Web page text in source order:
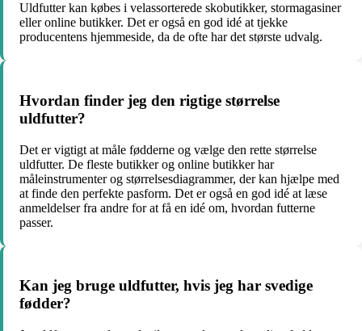
Uldfutter kan købes i velassorterede skobutikker, stormagasiner
eller online butikker. Det er også en god idé at tjekke
producentens hjemmeside, da de ofte har det største udvalg.
Hvordan finder jeg den rigtige størrelse
uldfutter?
Det er vigtigt at måle fødderne og vælge den rette størrelse
uldfutter. De fleste butikker og online butikker har
måleinstrumenter og størrelsesdiagrammer, der kan hjælpe med
at finde den perfekte pasform. Det er også en god idé at læse
anmeldelser fra andre for at få en idé om, hvordan futterne
passer.
Kan jeg bruge uldfutter, hvis jeg har svedige
fødder?